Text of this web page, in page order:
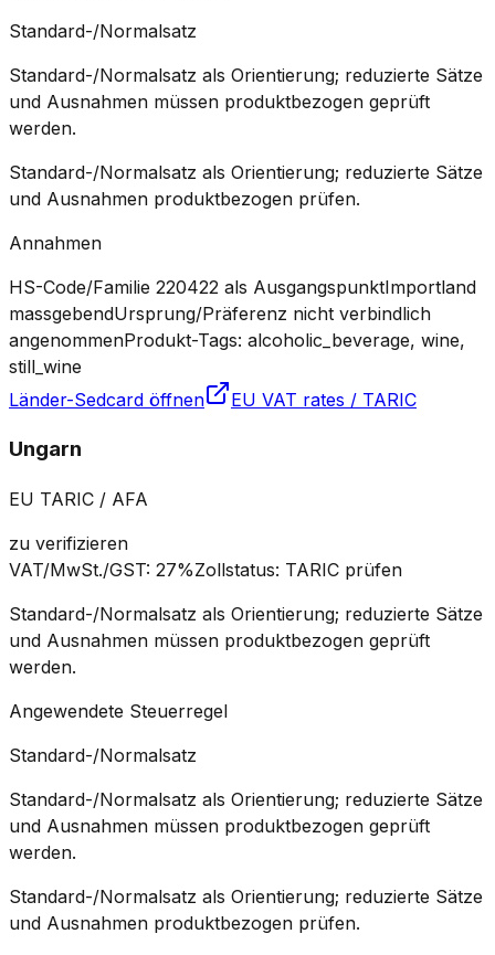
Standard-/Normalsatz
Standard-/Normalsatz als Orientierung; reduzierte Sätze
und Ausnahmen müssen produktbezogen geprüft
werden.
Standard-/Normalsatz als Orientierung; reduzierte Sätze
und Ausnahmen produktbezogen prüfen.
Annahmen
HS-Code/Familie 220422 als AusgangspunktImportland
massgebendUrsprung/Präferenz nicht verbindlich
angenommenProdukt-Tags: alcoholic_beverage, wine,
still_wine
Länder-Sedcard öffnen
EU VAT rates / TARIC
Ungarn
EU TARIC / AFA
zu verifizieren
VAT/MwSt./GST: 27%Zollstatus: TARIC prüfen
Standard-/Normalsatz als Orientierung; reduzierte Sätze
und Ausnahmen müssen produktbezogen geprüft
werden.
Angewendete Steuerregel
Standard-/Normalsatz
Standard-/Normalsatz als Orientierung; reduzierte Sätze
und Ausnahmen müssen produktbezogen geprüft
werden.
Standard-/Normalsatz als Orientierung; reduzierte Sätze
und Ausnahmen produktbezogen prüfen.